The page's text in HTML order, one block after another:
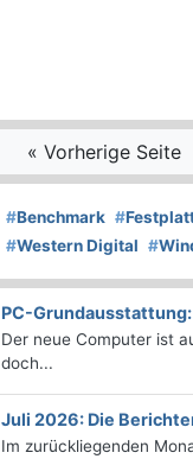
« Vorherige Seite
#Benchmark #
#Western Digital #
PC-
Der neue Computer ist
doch...
Juli 2026: Die
Im zurückliegenden